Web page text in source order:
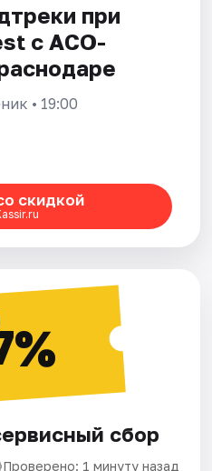
при
с АСО-
• 19:00
скидкой
сбор
Проверено: 1 минуту назад